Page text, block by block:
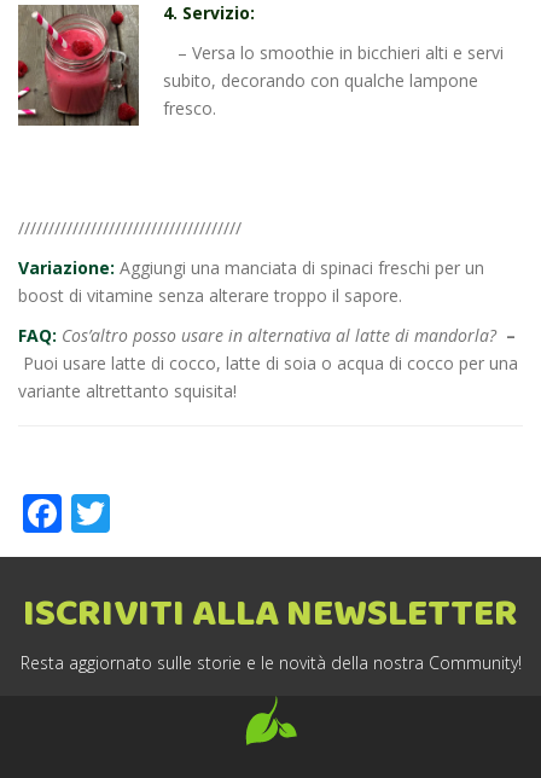
4. Servizio:
– Versa lo smoothie in bicchieri alti e servi
subito, decorando con qualche lampone
fresco.
/////////////////////////////////////
Variazione: Aggiungi una manciata di spinaci freschi per un
boost di vitamine senza alterare troppo il sapore.
FAQ: Cos’altro posso usare in alternativa al latte di mandorla? –
Puoi usare latte di cocco, latte di soia o acqua di cocco per una
variante altrettanto squisita!
Facebook
ISCRIVITI ALLA NEWSLETTER
Resta aggiornato sulle storie e le novità della nostra Community!